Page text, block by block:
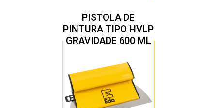
PISTOLA DE
PINTURA TIPO HVLP
GRAVIDADE 600 ML
1,7 MM